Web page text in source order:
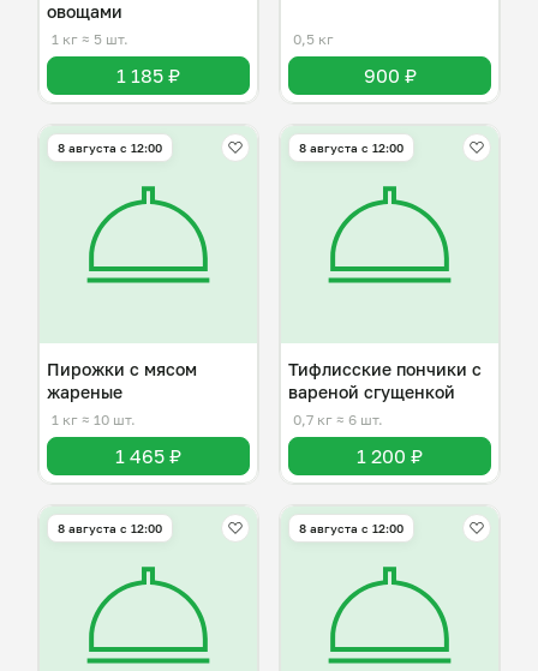
овощами
1 кг ≈ 5 шт.
1 185 ₽
0,5 кг
900 ₽
8 августа с 12:00
Пирожки с мясом
жареные
1 кг ≈ 10 шт.
1 465 ₽
8 августа с 12:00
Тифлисские пончики с
вареной сгущенкой
0,7 кг ≈ 6 шт.
1 200 ₽
8 августа с 12:00 8 августа с 12:00